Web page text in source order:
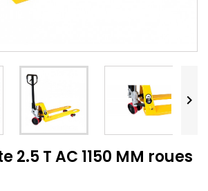

2.5 T AC 1150 MM roues